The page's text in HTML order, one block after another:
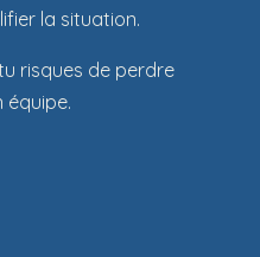
la situation.
risques de perdre
équipe.